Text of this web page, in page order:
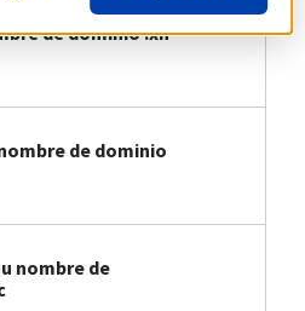
de dominio .xn-
de dominio
nombre de